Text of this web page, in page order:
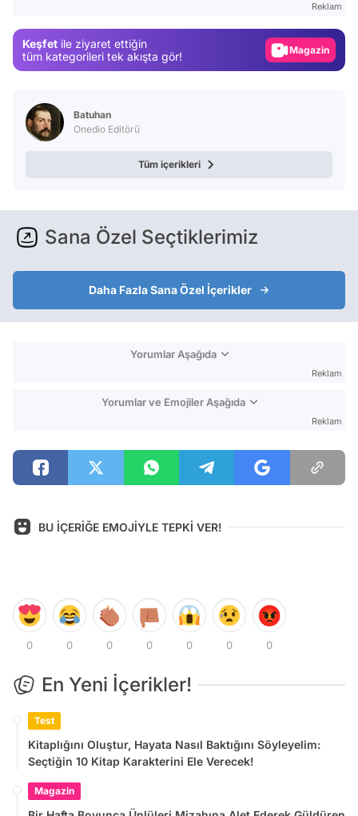
Reklam
Keşfet ile ziyaret ettiğin
tüm kategorileri tek akışta gör!
Magazin
Batuhan
Onedio Editörü
Tüm içerikleri
Sana Özel Seçtiklerimiz
Daha Fazla Sana Özel İçerikler
Yorumlar Aşağıda
Reklam
Yorumlar ve Emojiler Aşağıda
Reklam
BU İÇERİĞE EMOJİYLE TEPKİ VER!
0 0 0 0 0 0 0
En Yeni İçerikler!
Test
Kitaplığını Oluştur, Hayata Nasıl Baktığını Söyleyelim:
Seçtiğin 10 Kitap Karakterini Ele Verecek!
Magazin